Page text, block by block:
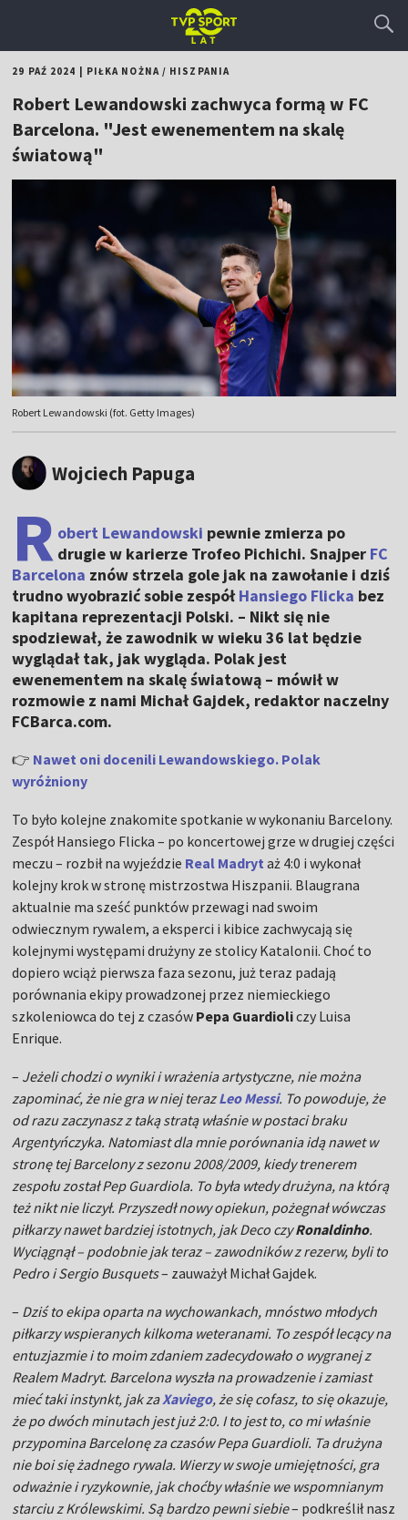
29 PAŹ 2024 PIŁKA NOŻNA/ HISZPANIA
Robert Lewandowski zachwyca formą w FC
Barcelona. "Jest ewenementem na skalę
światową"
Robert Lewandowski (fot. Getty Images)
Wojciech Papuga
R obert Lewandowski pewnie zmierza po
drugie w karierze Trofeo Pichichi. Snajper FC
Barcelona znów strzela gole jak na zawołanie i dziś
trudno wyobrazić sobie zespółHansiego Flicka bez
kapitana reprezentacji Polski. – Nikt się nie
spodziewał, że zawodnik w wieku 36 lat będzie
wyglądał tak, jak wygląda. Polak jest
ewenementem na skalę światową – mówił w
rozmowie z nami Michał Gajdek, redaktor naczelny
FCBarca.com.
👉 Nawet oni docenili Lewandowskiego. Polak
wyróżniony
To było kolejne znakomite spotkanie w wykonaniu Barcelony.
Zespół Hansiego Flicka – po koncertowej grze w drugiej części
meczu – rozbił na wyjeździe Real Madryt aż 4:0 i wykonał
kolejny krok w stronę mistrzostwa Hiszpanii. Blaugrana
aktualnie ma sześć punktów przewagi nad swoim
odwiecznym rywalem, a eksperci i kibice zachwycają się
kolejnymi występami drużyny ze stolicy Katalonii. Choć to
dopiero wciąż pierwsza faza sezonu, już teraz padają
porównania ekipy prowadzonej przez niemieckiego
szkoleniowca do tej z czasów Pepa Guardioliczy Luisa
Enrique.
– Jeżeli chodzi o wyniki i wrażenia artystyczne, nie można
zapominać, że nie gra w niej terazLeo Messi. To powoduje, że
od razu zaczynasz z taką stratą właśnie w postaci braku
Argentyńczyka. Natomiast dla mnie porównania idą nawet w
stronę tej Barcelony z sezonu 2008/2009, kiedy trenerem
zespołu został Pep Guardiola. To była wtedy drużyna, na którą
też nikt nie liczył. Przyszedł nowy opiekun, pożegnał wówczas
piłkarzy nawet bardziej istotnych, jak Deco czyRonaldinho.
Wyciągnął – podobnie jak teraz – zawodników z rezerw, byli to
Pedro i Sergio Busquets– zauważył Michał Gajdek.
– Dziś to ekipa oparta na wychowankach, mnóstwo młodych
piłkarzy wspieranych kilkoma weteranami. To zespół lecący na
entuzjazmie i to moim zdaniem zadecydowało o wygranej z
Realem Madryt. Barcelona wyszła na prowadzenie i zamiast
mieć taki instynkt, jak zaXaviego, że się cofasz, to się okazuje,
że po dwóch minutach jest już 2:0. I to jest to, co mi właśnie
przypomina Barcelonę za czasów Pepa Guardioli. Ta drużyna
nie boi się żadnego rywala. Wierzy w swoje umiejętności, gra
odważnie i ryzykownie, jak choćby właśnie we wspomnianym
starciu z Królewskimi. Są bardzo pewni siebie– podkreślił nasz